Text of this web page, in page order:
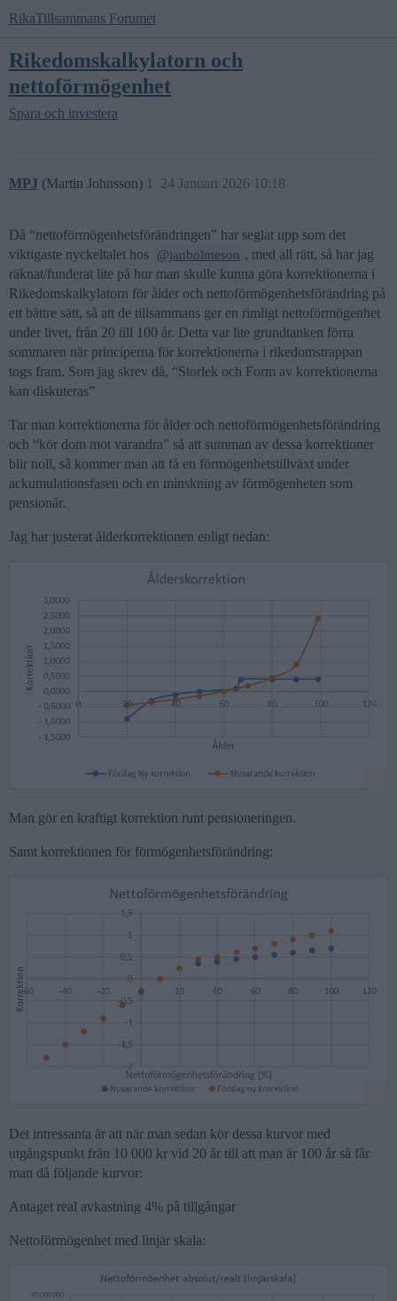
RikaTillsammans Forumet
Rikedomskalkylatorn och
nettoförmögenhet
Spara och investera
MPJ (Martin Johnsson) 24 Januari 2026 10:18
1
Då “nettoförmögenhetsförändringen” har seglat upp som det
viktigaste nyckeltalet hos
@janbolmeson , med all rätt, så har jag
räknat/funderat lite på hur man skulle kunna göra korrektionerna i
Rikedomskalkylatorn för ålder och nettoförmögenhetsförändring på
ett bättre sätt, så att de tillsammans ger en rimligt nettoförmögenhet
under livet, från 20 till 100 år. Detta var lite grundtanken förra
sommaren när principerna för korrektionerna i rikedomstrappan
togs fram. Som jag skrev då, “Storlek och Form av korrektionerna
kan diskuteras”
Tar man korrektionerna för ålder och nettoförmögenhetsförändring
och “kör dom mot varandra” så att summan av dessa korrektioner
blir noll, så kommer man att få en förmögenhetstillväxt under
ackumulationsfasen och en minskning av förmögenheten som
pensionär.
Jag har justerat ålderkorrektionen enligt nedan:
Man gör en kraftigt korrektion runt pensioneringen.
Samt korrektionen för förmögenhetsförändring:
Det intressanta är att när man sedan kör dessa kurvor med
utgångspunkt från 10 000 kr vid 20 år till att man är 100 år så får
man då följande kurvor:
Antaget real avkastning 4% på tillgångar
Nettoförmögenhet med linjär skala: